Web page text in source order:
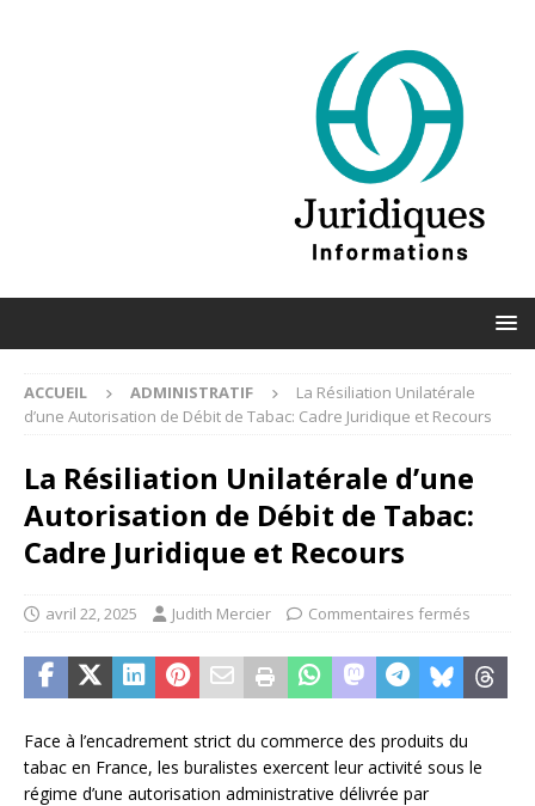
ACCUEIL ADMINISTRATIF
La Résiliation Unilatérale
d’une Autorisation de Débit de Tabac: Cadre Juridique et Recours
La Résiliation Unilatérale d’une
Autorisation de Débit de Tabac:
Cadre Juridique et Recours
avril 22, 2025 Judith Mercier Commentaires fermés
Face à l’encadrement strict du commerce des produits du
tabac en France, les buralistes exercent leur activité sous le
régime d’une autorisation administrative délivrée par